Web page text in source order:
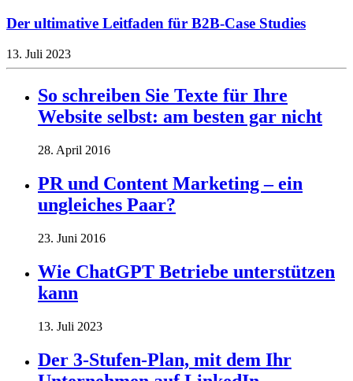
Der ultimative Leitfaden für B2B-Case Studies
13. Juli 2023
So schreiben Sie Texte für Ihre
Website selbst: am besten gar nicht
28. April 2016
PR und Content Marketing – ein
ungleiches Paar?
23. Juni 2016
Wie ChatGPT Betriebe unterstützen
kann
13. Juli 2023
Der 3-Stufen-Plan, mit dem Ihr